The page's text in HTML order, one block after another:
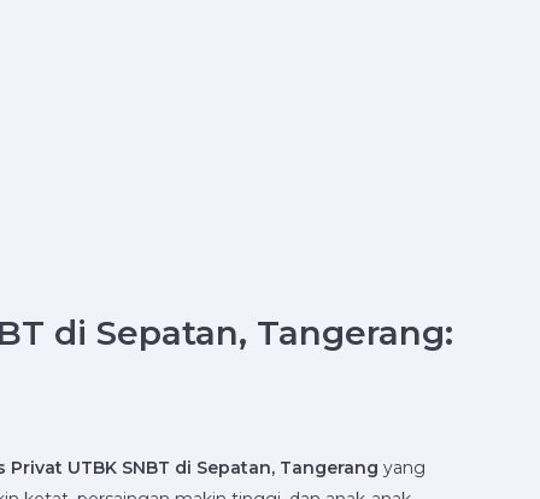
di Sepatan, Tangerang:
Privat UTBK SNBT di Sepatan, Tangerang yang